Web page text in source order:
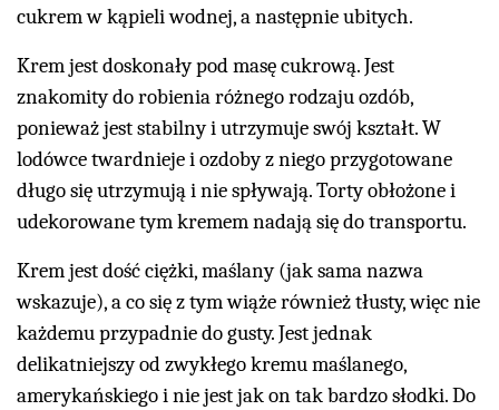
cukrem w kąpieli wodnej, a następnie ubitych.
Krem jest doskonały pod masę cukrową. Jest
znakomity do robienia różnego rodzaju ozdób,
ponieważ jest stabilny i utrzymuje swój kształt. W
lodówce twardnieje i ozdoby z niego przygotowane
długo się utrzymują i nie spływają. Torty obłożone i
udekorowane tym kremem nadają się do transportu.
Krem jest dość ciężki, maślany (jak sama nazwa
wskazuje), a co się z tym wiąże również tłusty, więc nie
każdemu przypadnie do gusty. Jest jednak
delikatniejszy od zwykłego kremu maślanego,
amerykańskiego i nie jest jak on tak bardzo słodki. Do